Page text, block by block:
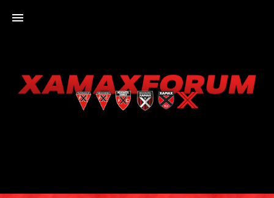
XAMAXFORUM